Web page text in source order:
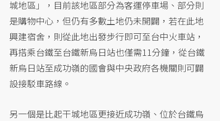
城地區」，目前該地區部分為客運停車場、部分則
是購物中心，但仍有多數土地仍未開闢，若在此地
興建宿舍，則從此地出發步行即可至台中火車站，
再搭乘台鐵至台鐵新烏日站也僅需11分鐘，從台鐵
新烏日站至成功嶺的國會與中央政府各機關則可闢
設接駁車路線。
另一個是比起干城地區更接近成功嶺、位於台鐵烏